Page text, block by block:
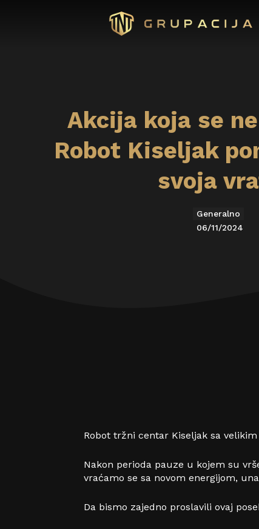
Akcija koja se
Robot Kiseljak
svoja
Generalno
06/11/2024
Robot tržni centar Kiseljak sa
Nakon perioda pauze u kojem su
vraćamo se sa novom energijom,
Da bismo zajedno proslavili ovaj